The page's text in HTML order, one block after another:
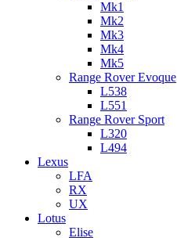
Mk1
Mk2
Mk3
Mk4
Mk5
Range Rover Evoque
L538
L551
Range Rover Sport
L320
L494
Lexus
LFA
RX
UX
Lotus
Elise